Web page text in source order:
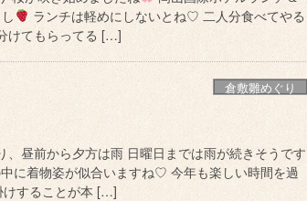
ランチは軽めにしないとね♡ 二人分食べてやる
けてもらってる […]
倉敷雛めぐり
、昼前から夕方は雨 日曜日までは雨が続きそうです
に着物姿が似合いますね♡ 今年も楽しい時間を過
けすることが本 […]